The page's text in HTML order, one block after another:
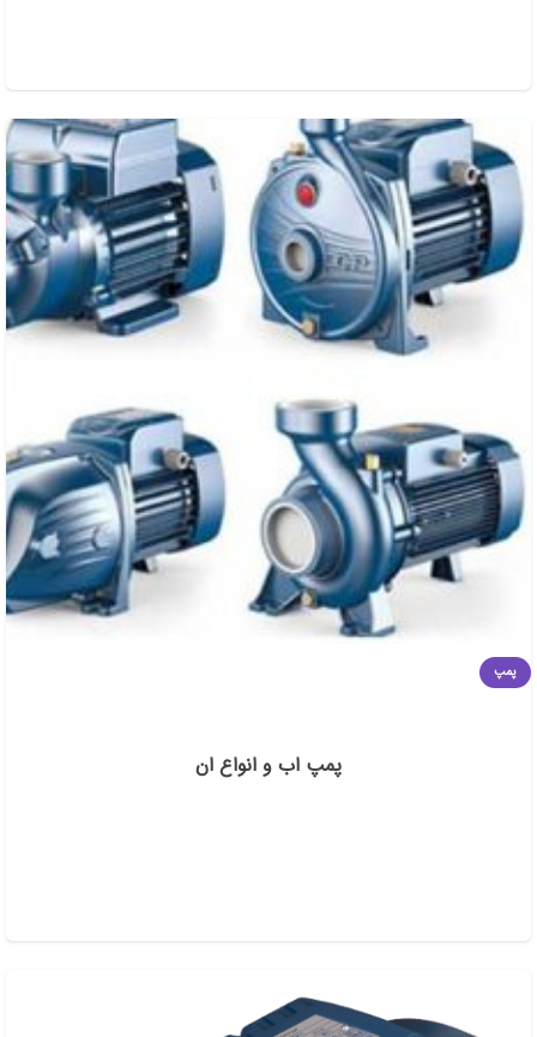
پمپ
پمپ اب و انواع ان